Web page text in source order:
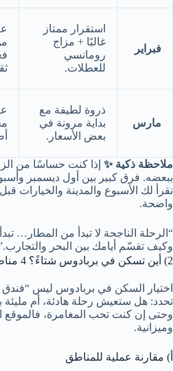
فبراير
استقرار ممتاز
غالبًا + مزاج
رومانسي
للعطلات.
مارس
ذروة لطيفة مع
بداية مرونة في
بعض الأسعار.
ملاحظة ذكية ✨ إذا كنت حساسًا من
ببعضه. فرق كبير بين أول ديسمبر
نقرأ لك الأسبوع والمدينة والخيارات
واضحة.
“الرحلة الناجحة لا تبدأ من المطار…
وكيف تقسّم أيامك بين البحر
2) أين تسكن في بربادوس شتاءً؟ 4 مناطق… وقرار واحد 🗺️
اختيار السكن في بربادوس ليس
تحدد: هل ستعيش رحلة هادئة، أم مليئة
وحتى إن كنت تحب المغامرة، فالموقع
وميزانية.
أ) مقارنة عملية للمناطق